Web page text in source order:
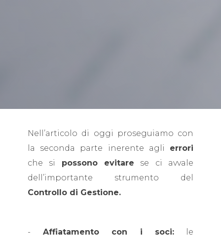
Nell’articolo di oggi proseguiamo con
la seconda parte inerente agli errori
che si possono evitare se ci avvale
dell’importante strumento del
Controllo di Gestione.
- Affiatamento con i soci:le